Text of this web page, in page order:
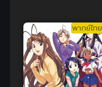
พากย์ไทย